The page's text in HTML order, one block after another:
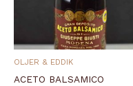
OLJER & EDDIK
ACETO BALSAMICO